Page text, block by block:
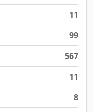
11
99
567
11
8